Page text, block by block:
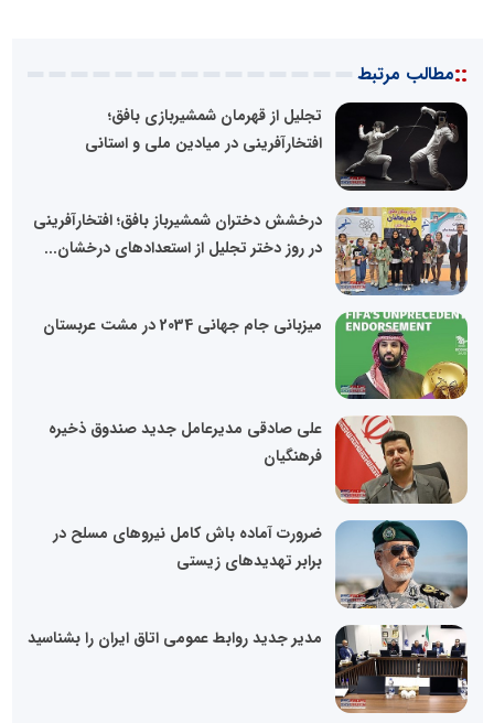
::مطالب مرتبط
تجلیل از قهرمان شمشیربازی بافق؛
افتخارآفرینی در میادین ملی و استانی
درخشش دختران شمشیرباز بافق؛ افتخارآفرینی
در روز دختر تجلیل از استعدادهای درخشان...
میزبانی جام جهانی 2034 در مشت عربستان
علی صادقی مدیرعامل جدید صندوق ذخیره
فرهنگیان
ضرورت آماده باش کامل نیروهای مسلح در
برابر تهدید‌های زیستی
مدیر جدید روابط عمومی اتاق ایران را بشناسید